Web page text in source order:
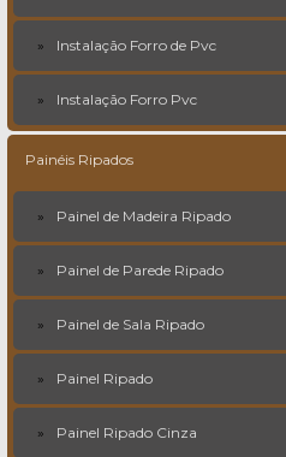
Instalação Forro de Pvc
Instalação Forro Pvc
Painéis Ripados
Painel de Madeira Ripado
Painel de Parede Ripado
Painel de Sala Ripado
Painel Ripado
Painel Ripado Cinza